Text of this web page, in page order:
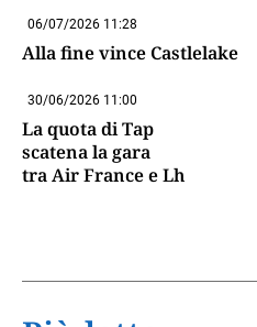
06/07/2026 11:28
Alla fine vince Castlelake
30/06/2026 11:00
La quota di Tap
scatena la gara
tra Air France e Lh